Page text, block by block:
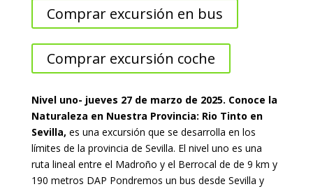
Comprar excursión en bus
Comprar excursión coche
Nivel uno- jueves 27 de marzo de 2025. Conoce la
Naturaleza en Nuestra Provincia: Rio Tinto en
Sevilla, es una excursión que se desarrolla en los
límites de la provincia de Sevilla. El nivel uno es una
ruta lineal entre el Madroño y el Berrocal de de 9 km y
190 metros DAP Pondremos un bus desde Sevilla y